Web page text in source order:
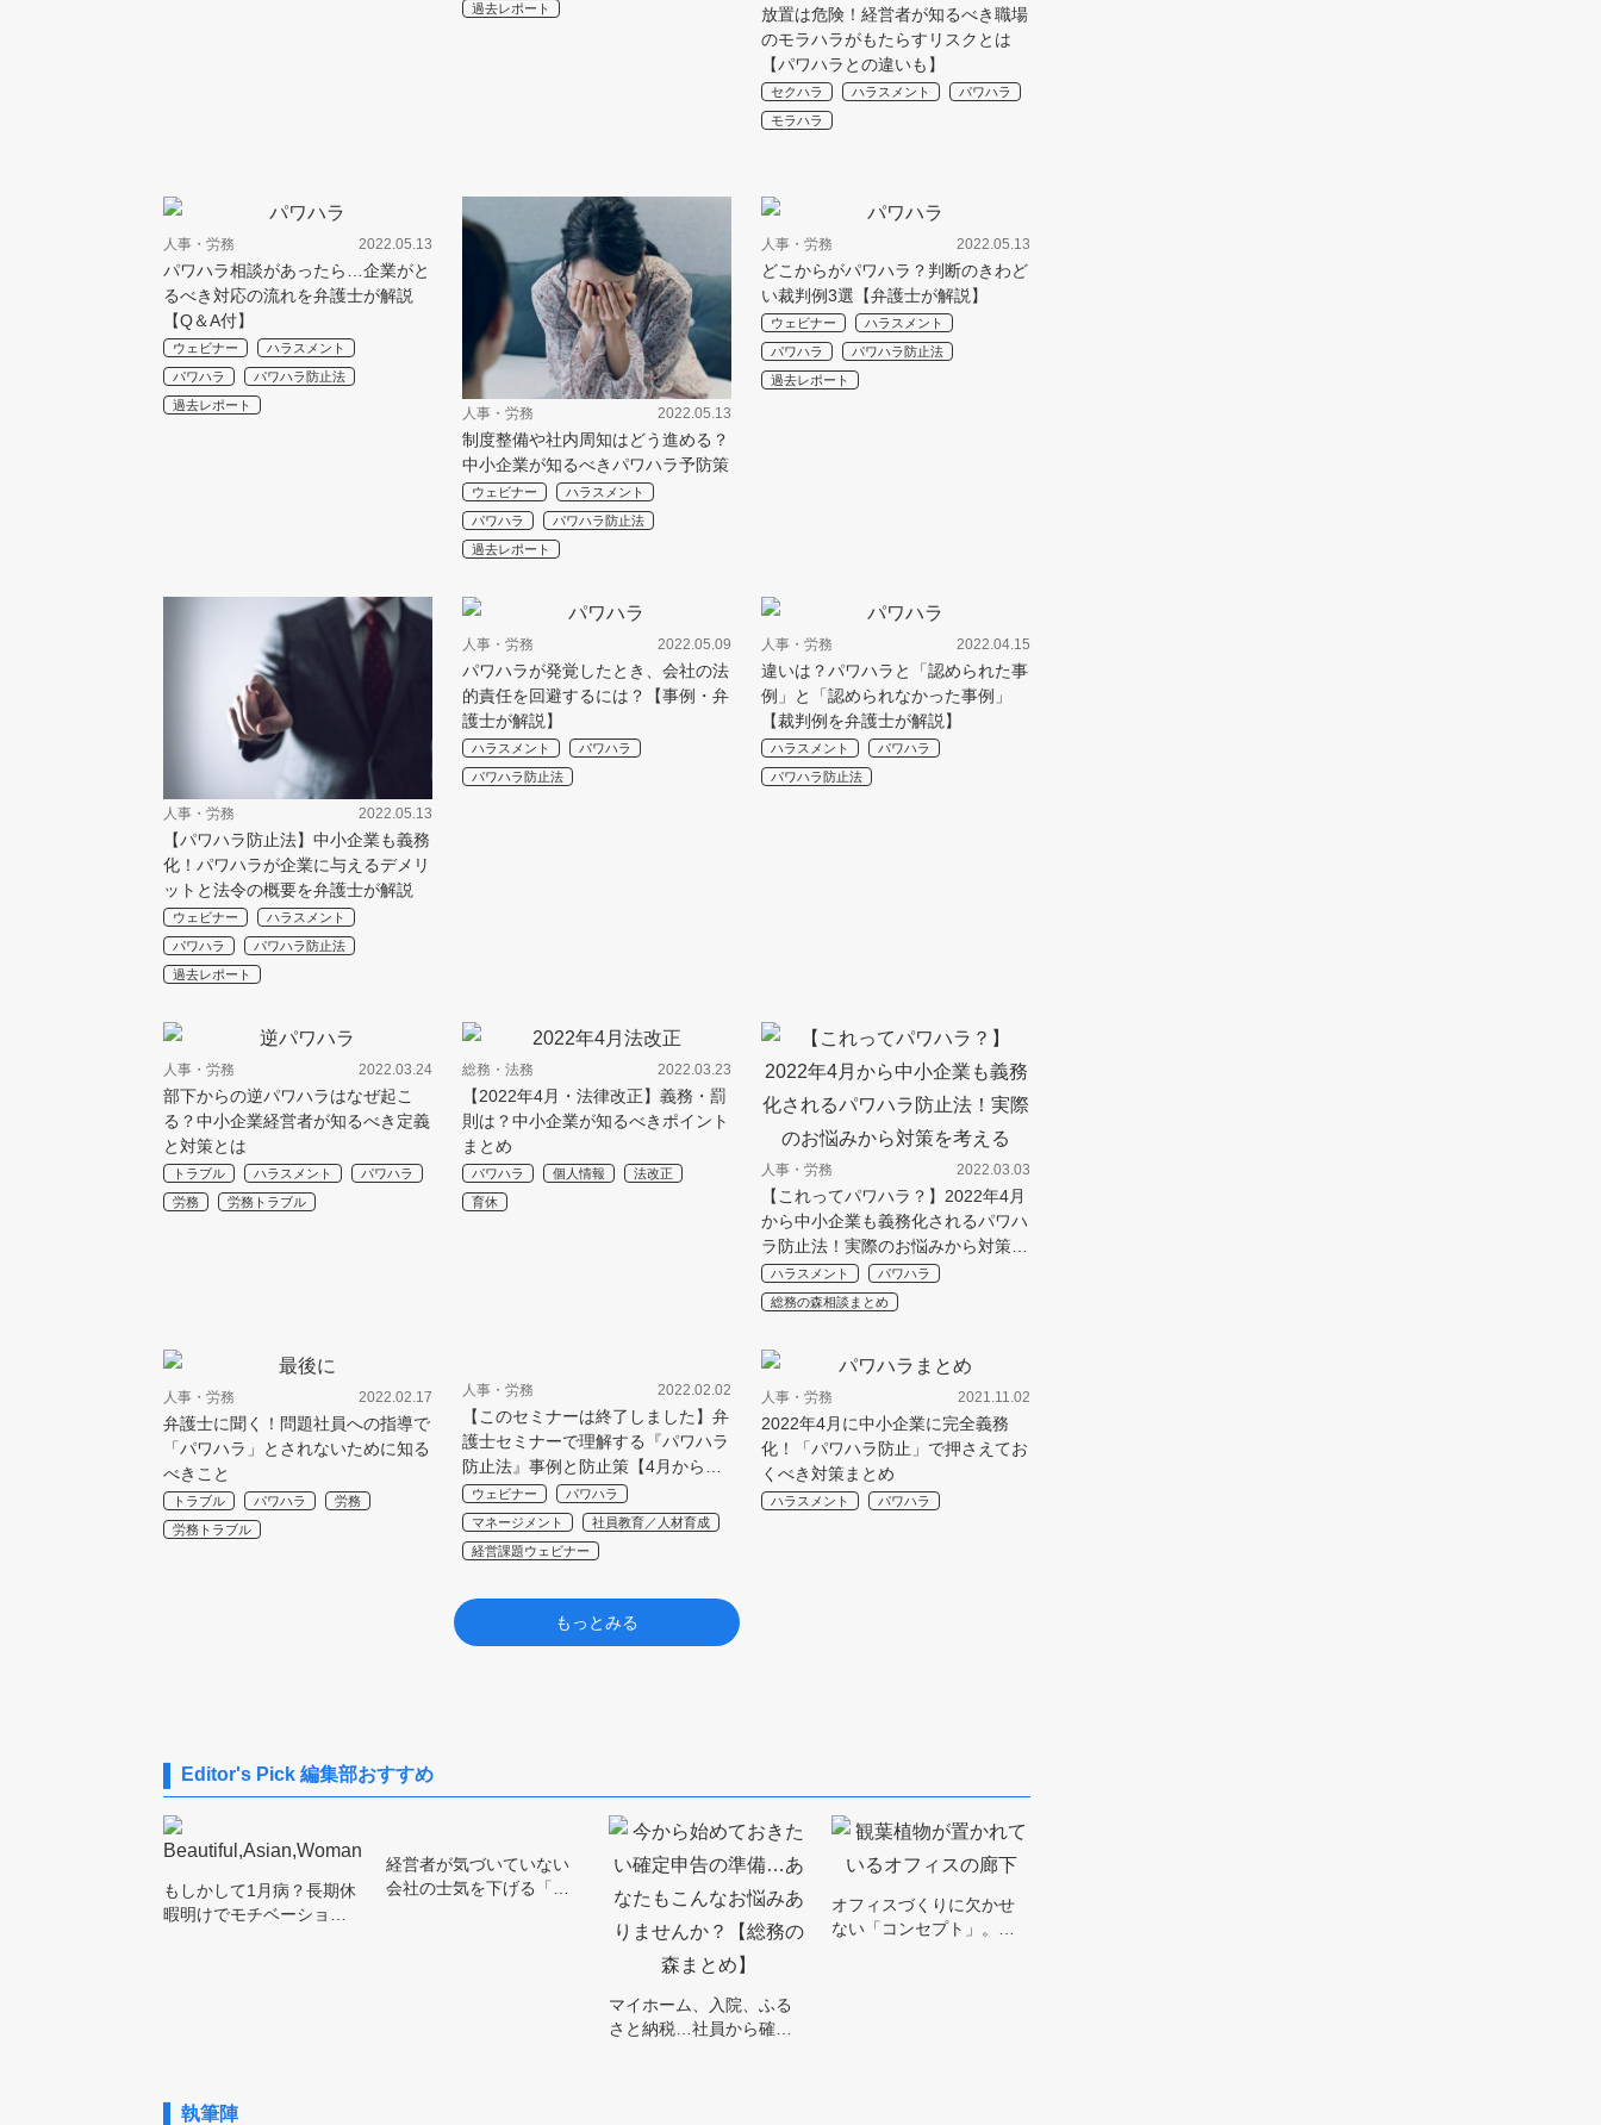
過去レポート
放置は危険！経営者が知るべき職場
のモラハラがもたらすリスクとは
【パワハラとの違いも】
セクハラ ハラスメント
パワハラ
モラハラ
人事・労務 2022.05.13
パワハラ相談があったら…企業がと
るべき対応の流れを弁護士が解説
【Q＆A付】
ウェビナー
ハラスメント
パワハラ
パワハラ防止法
過去レポート
人事・労務 2022.05.13
制度整備や社内周知はどう進める？
中小企業が知るべきパワハラ予防策
ウェビナー
ハラスメント
パワハラ
パワハラ防止法
過去レポート
人事・労務 2022.05.13
どこからがパワハラ？判断のきわど
い裁判例3選【弁護士が解説】
ウェビナー
ハラスメント
パワハラ
パワハラ防止法
過去レポート
人事・労務 2022.05.13
【パワハラ防止法】中小企業も義務
化！パワハラが企業に与えるデメリ
ットと法令の概要を弁護士が解説
ウェビナー
ハラスメント
パワハラ
パワハラ防止法
過去レポート
人事・労務 2022.05.09
パワハラが発覚したとき、会社の法
的責任を回避するには？【事例・弁
護士が解説】
ハラスメント
パワハラ
パワハラ防止法
人事・労務 2022.04.15
違いは？パワハラと「認められた事
例」と「認められなかった事例」
【裁判例を弁護士が解説】
ハラスメント
パワハラ
パワハラ防止法
人事・労務 2022.03.24
部下からの逆パワハラはなぜ起こ
る？中小企業経営者が知るべき定義
と対策とは
トラブル ハラスメント
パワハラ
労務
労務トラブル
総務・法務 2022.03.23
【2022年4月・法律改正】義務・罰
則は？中小企業が知るべきポイント
まとめ
パワハラ 個人情報
法改正
育休
人事・労務 2022.03.03
【これってパワハラ？】2022年4月
から中小企業も義務化されるパワハ
ラ防止法！実際のお悩みから対策…
ハラスメント
パワハラ
総務の森相談まとめ
人事・労務 2022.02.17
弁護士に聞く！問題社員への指導で
「パワハラ」とされないために知る
べきこと
トラブル パワハラ
労務
労務トラブル
人事・労務 2022.02.02
【このセミナーは終了しました】弁
護士セミナーで理解する『パワハラ
防止法』事例と防止策【4月から…
ウェビナー
パワハラ
マネージメント
社員教育／人材育成
経営課題ウェビナー
人事・労務 2021.11.02
2022年4月に中小企業に完全義務
化！「パワハラ防止」で押さえてお
くべき対策まとめ
ハラスメント パワハラ
もっとみる
Editor's Pick 編集部おすすめ
もしかして1月病？長期休
暇明けでモチベーショ…
経営者が気づいていない
会社の士気を下げる「…
マイホーム、入院、ふる
さと納税…社員から確…
オフィスづくりに欠かせ
ない「コンセプト」。…
執筆陣